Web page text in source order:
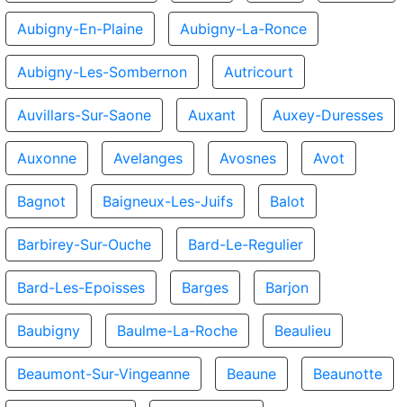
Aubigny-En-Plaine Aubigny-La-Ronce
Aubigny-Les-Sombernon Autricourt
Auvillars-Sur-Saone Auxant Auxey-Duresses
Auxonne Avelanges Avosnes Avot
Bagnot Baigneux-Les-Juifs Balot
Barbirey-Sur-Ouche Bard-Le-Regulier
Bard-Les-Epoisses Barges Barjon
Baubigny Baulme-La-Roche Beaulieu
Beaumont-Sur-Vingeanne Beaune Beaunotte